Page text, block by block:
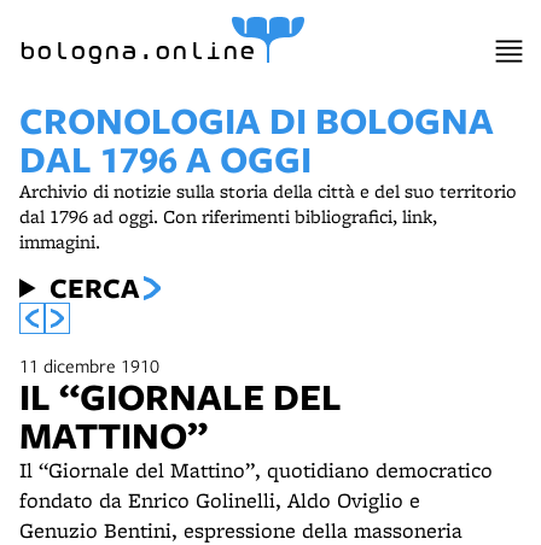
bologna.online
CRONOLOGIA DI BOLOGNA
DAL 1796 A OGGI
Archivio di notizie sulla storia della città e del suo territorio
dal 1796 ad oggi. Con riferimenti bibliografici, link,
immagini.
CERCA
11 dicembre 1910
IL “GIORNALE DEL
MATTINO”
Il “Giornale del Mattino”, quotidiano democratico
fondato da Enrico Golinelli, Aldo Oviglio e
Genuzio Bentini, espressione della massoneria